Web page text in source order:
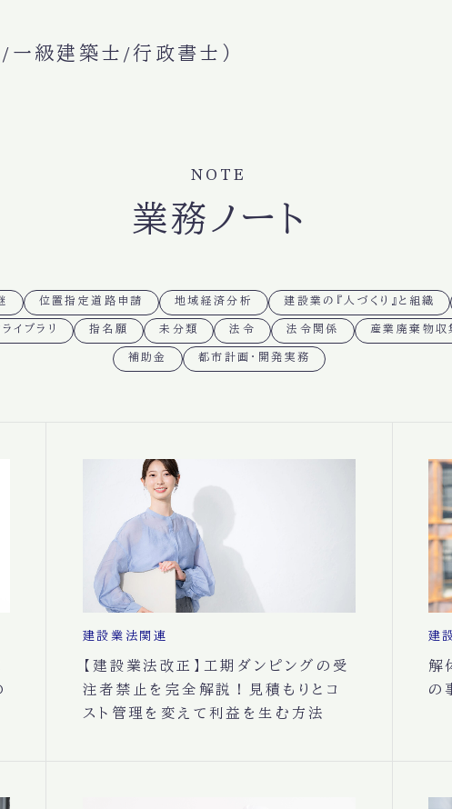
一級建築士/行政書士）
NOTE
業務ノート
位置指定道路申請 地域経済分析 建設業の『人づくり』と組織
イブラリ 指名願 未分類 法令 法令関係 産業廃棄物収
補助金 都市計画・開発実務
建設業法関連
【建設業法改正】工期ダンピングの受
注者禁止を完全解説！見積もりとコ
スト管理を変えて利益を生む方法
建
解
の